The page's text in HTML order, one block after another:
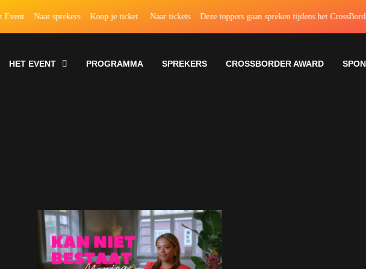
Naar sprekers Koop je ticket Naar tickets Deze toppers gaan spreken tijdens het CrossBorder Event
HET EVENT PROGRAMMA SPREKERS CROSSBORDER AWARD